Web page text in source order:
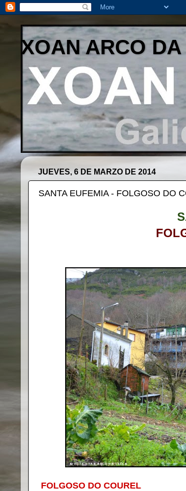
XOAN ARCO
JUEVES, 6 DE MARZO DE 2014
SANTA EUFEMIA - FOLGOSO DO
FOLGOSO DO COUREL